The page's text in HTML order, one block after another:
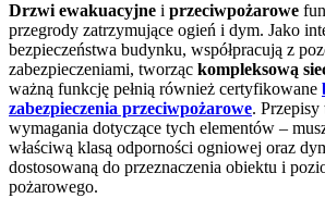
Drzwi ewakuacyjne i przeciwpożarowe
przegrody zatrzymujące ogień i dym. Jako
bezpieczeństwa budynku, współpracują z
zabezpieczeniami, tworząc kompleksową
ważną funkcję pełnią również certyfikowane
zabezpieczenia przeciwpożarowe. Przepisy
wymagania dotyczące tych elementów –
właściwą klasą odporności ogniowej oraz
dostosowaną do przeznaczenia obiektu i
pożarowego.